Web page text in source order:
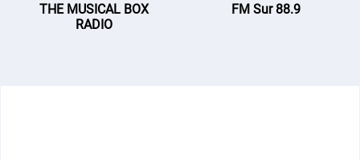
THE MUSICAL BOX
RADIO
FM Sur 88.9